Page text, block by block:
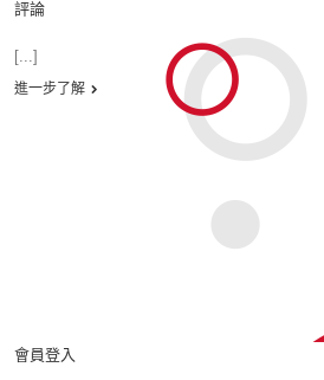
評論
[...]
進一步了解
會員登入